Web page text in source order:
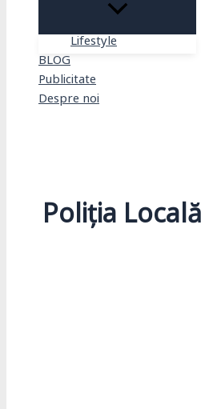
Lifestyle
BLOG
Publicitate
Despre noi
Poliția